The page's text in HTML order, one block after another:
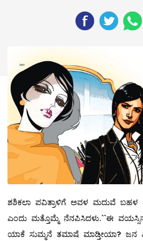
ಶಶಿಕಲಾ ಪವಿತ್ರಾಳಿಗೆ ಅವಳ ಮದುವೆ ಬಹಳ
ಎಂದು ಮತ್ತೊಮ್ಮೆ ನೆನಪಿಸಿದಳು.``ಈ
ಯಾಕೆ ಸುಮ್ಮನೆ ತಮಾಷೆ ಮಾಡ್ತೀಯಾ? ಜನ